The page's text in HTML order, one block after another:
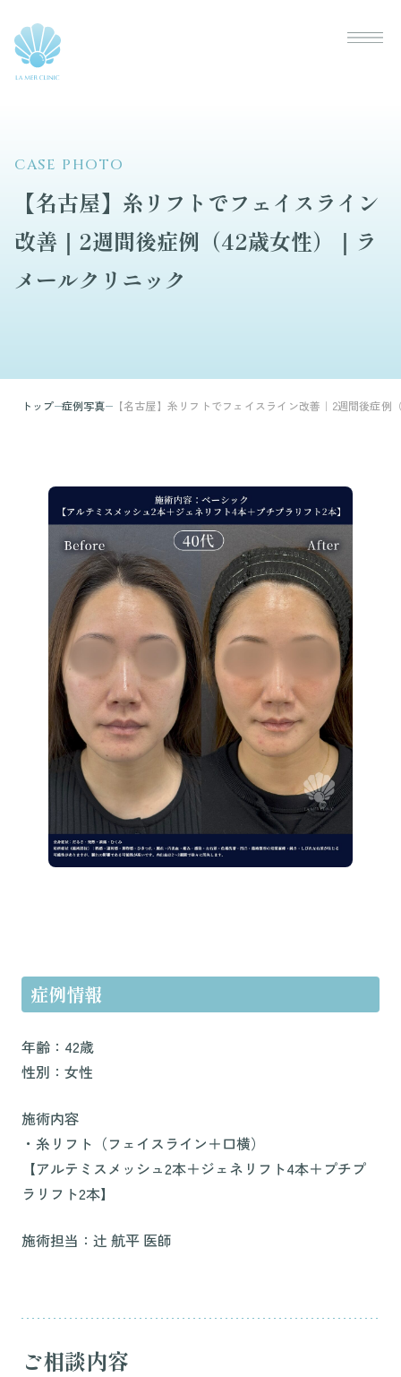
CASE PHOTO
【名古屋】糸リフトでフェイスライン
改善｜2週間後症例（42歳女性）｜ラ
メールクリニック
トップ 症例写真 【名古屋】糸リフトでフェイスライン改善｜2週間後症例
症例情報
年齢：42歳
性別：女性
施術内容
・糸リフト（フェイスライン＋口横）
【アルテミスメッシュ2本＋ジェネリフト4本＋プチプ
ラリフト2本】
施術担当：辻 航平 医師
ご相談内容